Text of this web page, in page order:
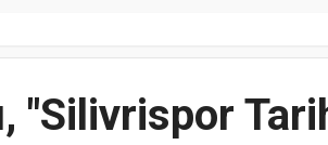
"Silivrispor